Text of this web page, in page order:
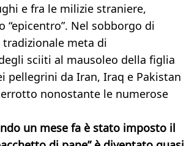
e fra le milizie straniere,
“epicentro”. Nel sobborgo di
tradizionale meta di
sciiti al mausoleo della figlia
pellegrini da Iran, Iraq e Pakistan
nonostante le numerose
un mese fa è stato imposto il